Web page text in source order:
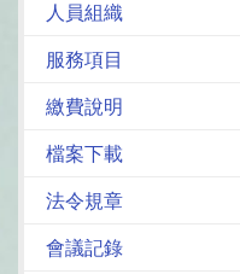
人員組織
服務項目
繳費說明
檔案下載
法令規章
會議記錄